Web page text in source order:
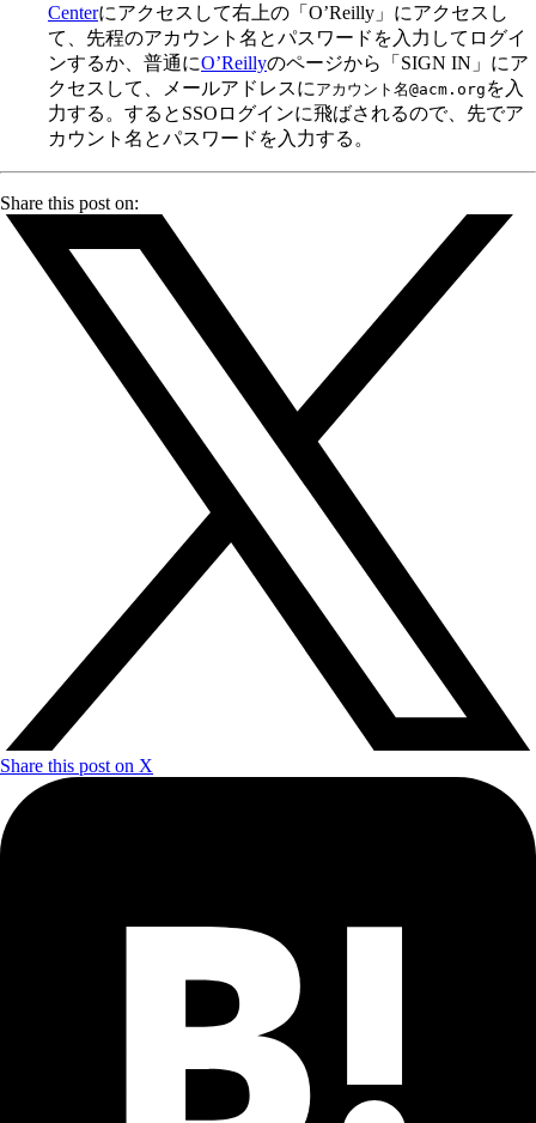
Centerにアクセスして右上の「O’Reilly」にアクセスし
て、先程のアカウント名とパスワードを入力してログイ
ンするか、普通にO’Reillyのページから「SIGN IN」にア
クセスして、メールアドレスに アカウント名@acm.org を入
力する。するとSSOログインに飛ばされるので、先でア
カウント名とパスワードを入力する。
Share this post on:
Share this post on X